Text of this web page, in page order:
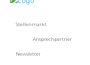
Stellenmarkt
Ansprechpartner
Newsletter